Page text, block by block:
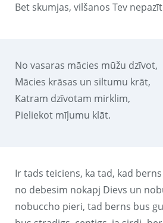
Bet skumjas, vilšanos Tev
No vasaras mācies mūžu dzīvot,
Mācies krāsas un siltumu krāt,
Katram dzīvotam mirklim,
Pieliekot mīļumu klāt.
Ir tads teiciens, ka tad, kad
no debesim nokapj Dievs un
nobuccho pieri, tad berns bus